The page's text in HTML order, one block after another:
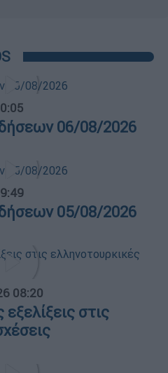
06/08/2026
05/08/2026
08:20
στις